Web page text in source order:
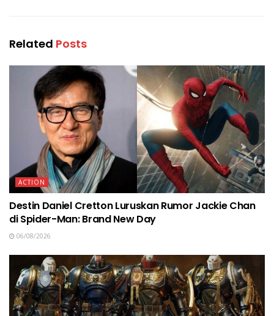
Related Posts
ACTION
Destin Daniel Cretton Luruskan Rumor Jackie Chan
di Spider-Man: Brand New Day
06/08/2026